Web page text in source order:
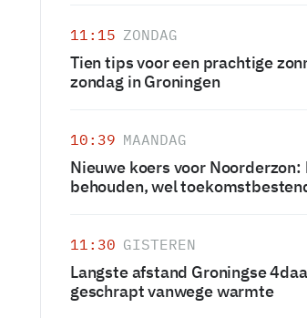
11:15 ZONDAG
Tien tips voor een prachtige
zondag in Groningen
10:39 MAANDAG
Nieuwe koers voor Noorderzon:
behouden, wel
11:30 GISTEREN
Langste afstand Groningse
geschrapt vanwege warmte